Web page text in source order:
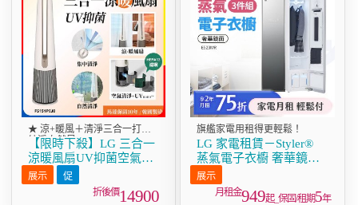
★ 涼+暖風＋清淨三合一打造
純淨自然風
【限時下殺】LG 三合一
涼暖風扇UV抑菌空氣清
淨機Hit經典版－奶茶棕
(FS151PCJ0)
14900
旗艦家電用租得更輕鬆！
LG 家電租賃－Styler®
蒸氣電子衣櫥 奢華鏡面
三件組（E523MR）
949起_保固/租期5年